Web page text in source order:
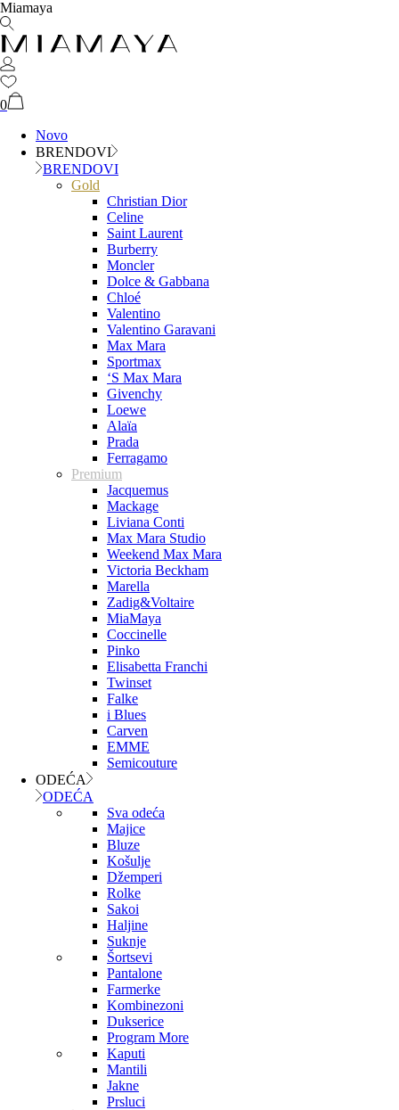
Miamaya
0
Novo
BRENDOVI
BRENDOVI
Gold
Christian Dior
Celine
Saint Laurent
Burberry
Moncler
Dolce & Gabbana
Chloé
Valentino
Valentino Garavani
Max Mara
Sportmax
‘S Max Mara
Givenchy
Loewe
Alaïa
Prada
Ferragamo
Premium
Jacquemus
Mackage
Liviana Conti
Max Mara Studio
Weekend Max Mara
Victoria Beckham
Marella
Zadig&Voltaire
MiaMaya
Coccinelle
Pinko
Elisabetta Franchi
Twinset
Falke
i Blues
Carven
EMME
Semicouture
ODEĆA
ODEĆA
Sva odeća
Majice
Bluze
Košulje
Džemperi
Rolke
Sakoi
Haljine
Suknje
Šortsevi
Pantalone
Farmerke
Kombinezoni
Dukserice
Program More
Kaputi
Mantili
Jakne
Prsluci